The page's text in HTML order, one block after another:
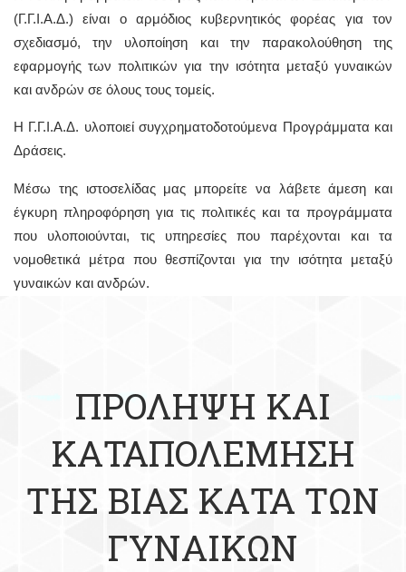
(Γ.Γ.Ι.Α.Δ.) είναι ο αρμόδιος κυβερνητικός φορέας για τον
σχεδιασμό, την υλοποίηση και την παρακολούθηση της
εφαρμογής των πολιτικών για την ισότητα μεταξύ γυναικών
και ανδρών σε όλους τους τομείς.
Η Γ.Γ.Ι.Α.Δ. υλοποιεί συγχρηματοδοτούμενα Προγράμματα και
Δράσεις.
Μέσω της ιστοσελίδας μας μπορείτε να λάβετε άμεση και
έγκυρη πληροφόρηση για τις πολιτικές και τα προγράμματα
που υλοποιούνται, τις υπηρεσίες που παρέχονται και τα
νομοθετικά μέτρα που θεσπίζονται για την ισότητα μεταξύ
γυναικών και ανδρών.
ΠΡΟΛΗΨΗ ΚΑΙ
ΚΑΤΑΠΟΛΕΜΗΣΗ
ΤΗΣ ΒΙΑΣ ΚΑΤΑ ΤΩΝ
ΓΥΝΑΙΚΩΝ